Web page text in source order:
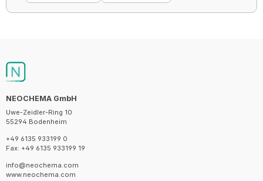
NEOCHEMA GmbH
Uwe-Zeidler-Ring 10
55294 Bodenheim
+49 6135 933199 0
Fax: +49 6135 933199 19
info@neochema.com
www.neochema.com